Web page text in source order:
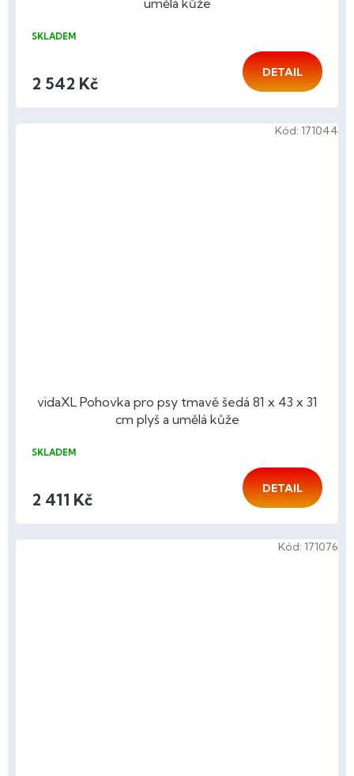
umělá kůže
SKLADEM
2 542 Kč
DETAIL
vidaXL Pohovka pro psy tmavě šedá 81 x 43 x 31
cm plyš a umělá kůže
SKLADEM
2 411 Kč
DETAIL
Kód: 171044
Kód: 171076